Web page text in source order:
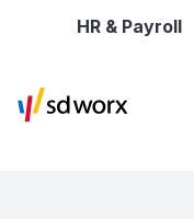
HR & Payroll